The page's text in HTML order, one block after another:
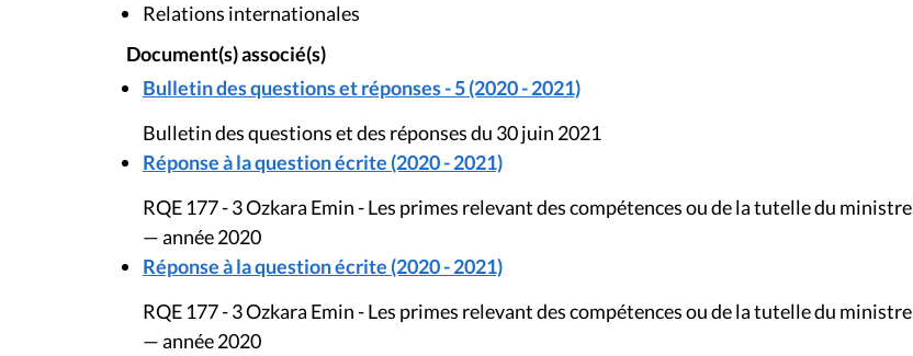
Relations internationales
Document(s) associé(s)
Bulletin des questions et réponses - 5 (2020 - 2021)
Bulletin des questions et des réponses du 30 juin 2021
Réponse à la question écrite (2020 - 2021)
RQE 177 - 3 Ozkara Emin - Les primes relevant des compétences ou de la tutelle du ministre
— année 2020
Réponse à la question écrite (2020 - 2021)
RQE 177 - 3 Ozkara Emin - Les primes relevant des compétences ou de la tutelle du ministre
— année 2020